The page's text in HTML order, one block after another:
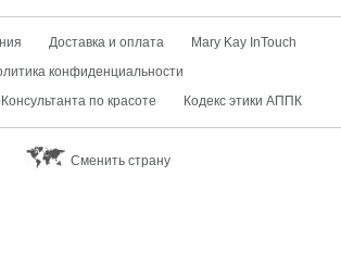
Доставка и оплата
Mary Kay InTouch
конфиденциальности
по красоте
Кодекс этики АППК
Сменить страну